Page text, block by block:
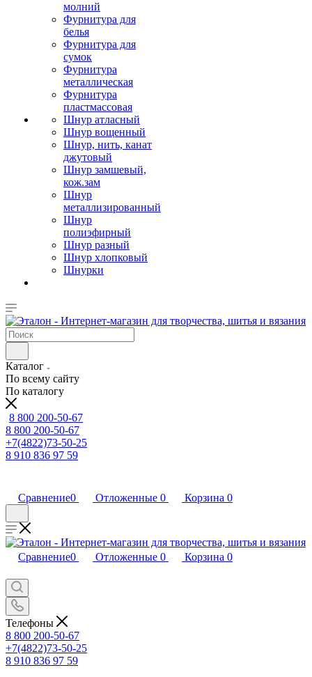
молний
Фурнитура для
белья
Фурнитура для
сумок
Фурнитура
металлическая
Фурнитура
пластмассовая
Шнур атласный
Шнур вощенный
Шнур, нить, канат
джутовый
Шнур замшевый,
кож.зам
Шнур
металлизированный
Шнур
полиэфирный
Шнур разный
Шнур хлопковый
Шнурки
Каталог
По всему сайту
По каталогу
8 800 200-50-67
8 800 200-50-67
+7(4822)73-50-25
8 910 836 97 59
Сравнение0 Отложенные 0 Корзина 0
Сравнение0 Отложенные 0 Корзина 0
Телефоны
8 800 200-50-67
+7(4822)73-50-25
8 910 836 97 59